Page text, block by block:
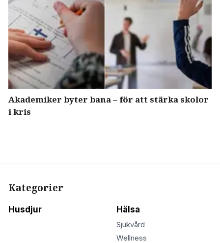
Akademiker byter bana – för att stärka skolor
i kris
Kategorier
Husdjur Hälsa
Sjukvård
Wellness